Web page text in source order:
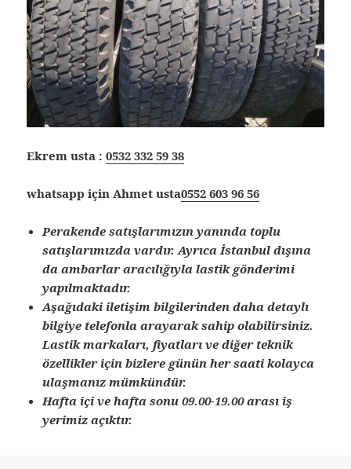
Ekrem usta :0532 332 59 38
whatsapp için Ahmet usta0552 603 96 56
Perakende satışlarımızın yanında toplu
satışlarımızda vardır. Ayrıca İstanbul dışına
da ambarlar aracılığıyla lastik gönderimi
yapılmaktadır.
Aşağıdaki iletişim bilgilerinden daha detaylı
bilgiye telefonla arayarak sahip olabilirsiniz.
Lastik markaları, fiyatları ve diğer teknik
özellikler için bizlere günün her saati kolayca
ulaşmanız mümkündür.
Hafta içi ve hafta sonu 09.00-19.00 arası iş
yerimiz açıktır.